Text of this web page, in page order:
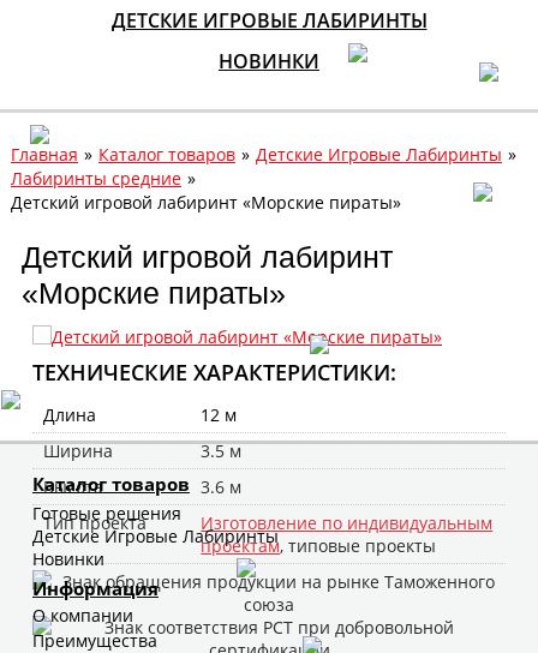
ДЕТСКИЕ ИГРОВЫЕ ЛАБИРИНТЫ
НОВИНКИ
Главная » Каталог товаров » Детские Игровые Лабиринты »
Лабиринты средние »
Детский игровой лабиринт «Морские пираты»
Детский игровой лабиринт
«Морские пираты»
ТЕХНИЧЕСКИЕ ХАРАКТЕРИСТИКИ:
Длина
12 м
Ширина
3.5 м
Высота
3.6 м
Тип проекта
Изготовление по индивидуальным
проектам, типовые проекты
Каталог товаров
Готовые решения
Детские Игровые Лабиринты
Новинки
Информация
О компании
Преимущества